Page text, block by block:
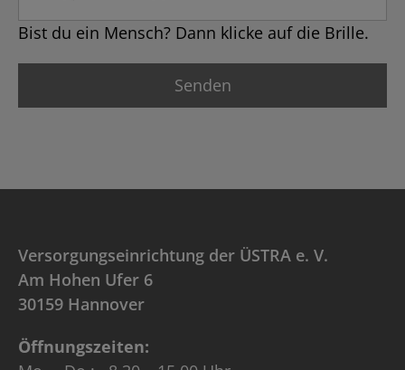
Bist du ein Mensch? Dann klicke auf die Brille.
Versorgungseinrichtung der ÜSTRA e. V.
Am Hohen Ufer 6
30159 Hannover
Öffnungszeiten: